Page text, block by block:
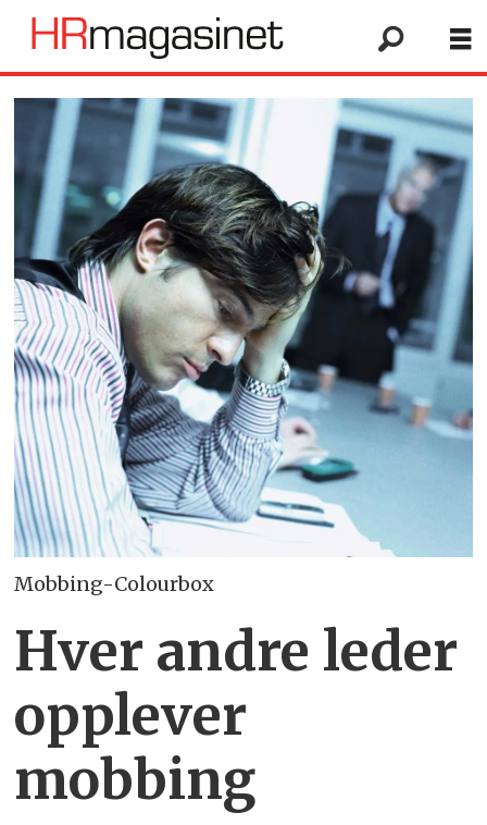
Mobbing-Colourbox
Hver andre leder
opplever
mobbing